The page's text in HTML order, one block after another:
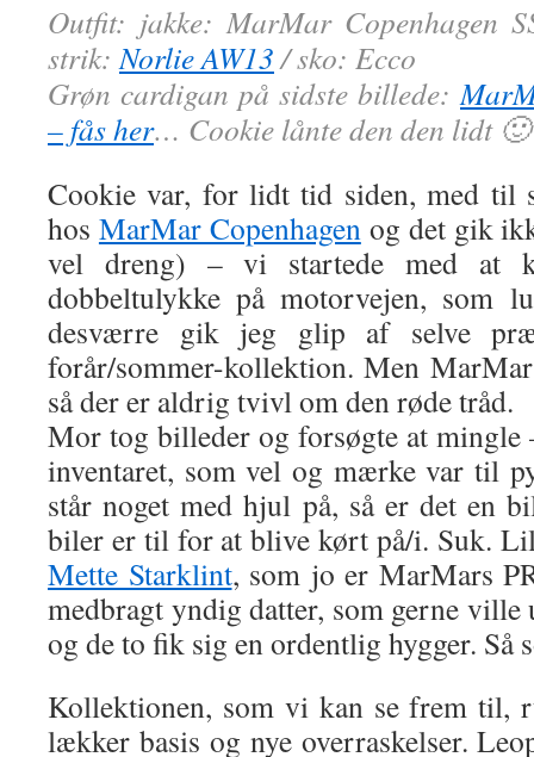
Outfit: jakke: MarMar Copenhagen
strik:Norlie AW13/ sko: Ecco
Grøn cardigan på sidste billede:
– fås her… Cookie lånte den den lidt 🙂
Cookie var, for lidt tid siden, med til
hos MarMar Copenhagenog det gik
vel dreng) – vi startede med at
dobbeltulykke på motorvejen, som
desværre gik jeg glip af selve
forår/sommer-kollektion. Men
så der er aldrig tvivl om den røde tråd.
Mor tog billeder og forsøgte at
inventaret, som vel og mærke var til
står noget med hjul på, så er det en
biler er til for at blive kørt på/i. Suk.
Mette Starklint, som jo er MarMars
medbragt yndig datter, som gerne
og de to fik sig en ordentlig hygger. Så
Kollektionen, som vi kan se frem til,
lækker basis og nye overraskelser.